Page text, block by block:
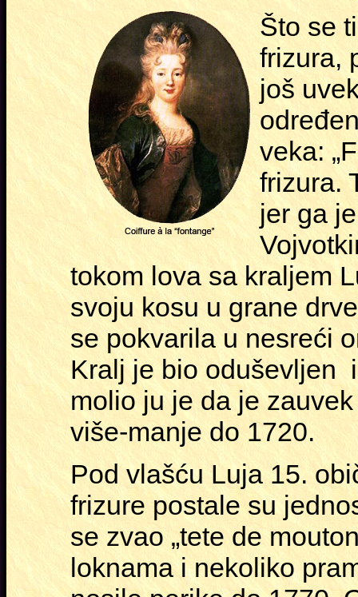
Što se
frizura,
još
veka:
frizura.
jer ga
tokom lova sa kraljem
svoju kosu u grane
se pokvarila u nesreći
Kralj je bio oduševljen
molio ju je da je
više-manje do 1720.
Pod vlašću Luja 15.
frizure postale su
se zvao „tete de
loknama i nekoliko